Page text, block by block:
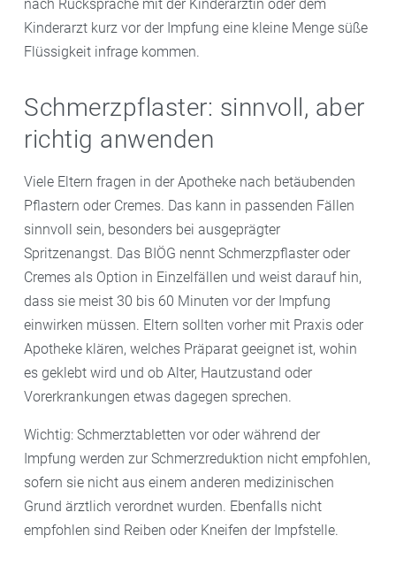
nach Rücksprache mit der Kinderärztin oder dem
Kinderarzt kurz vor der Impfung eine kleine Menge süße
Flüssigkeit infrage kommen.
Schmerzpflaster: sinnvoll, aber
richtig anwenden
Viele Eltern fragen in der Apotheke nach betäubenden
Pflastern oder Cremes. Das kann in passenden Fällen
sinnvoll sein, besonders bei ausgeprägter
Spritzenangst. Das BIÖG nennt Schmerzpflaster oder
Cremes als Option in Einzelfällen und weist darauf hin,
dass sie meist 30 bis 60 Minuten vor der Impfung
einwirken müssen. Eltern sollten vorher mit Praxis oder
Apotheke klären, welches Präparat geeignet ist, wohin
es geklebt wird und ob Alter, Hautzustand oder
Vorerkrankungen etwas dagegen sprechen.
Wichtig: Schmerztabletten vor oder während der
Impfung werden zur Schmerzreduktion nicht empfohlen,
sofern sie nicht aus einem anderen medizinischen
Grund ärztlich verordnet wurden. Ebenfalls nicht
empfohlen sind Reiben oder Kneifen der Impfstelle.